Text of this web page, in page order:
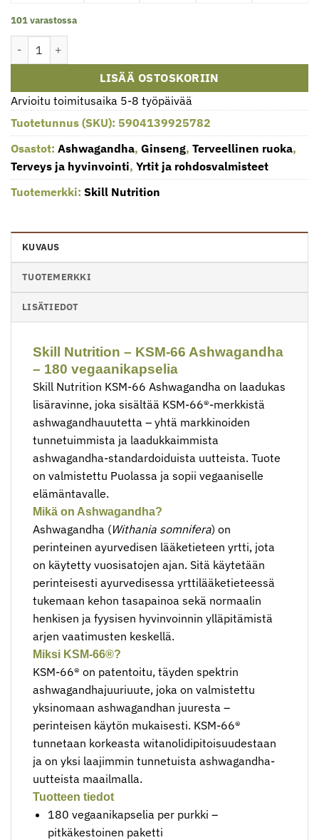
101 varastossa
LISÄÄ OSTOSKORIIN
Arvioitu toimitusaika 5-8 työpäivää
Tuotetunnus (SKU): 5904139925782
Osastot: Ashwagandha, Ginseng, Terveellinen ruoka,
Terveys ja hyvinvointi, Yrtit ja rohdosvalmisteet
Tuotemerkki: Skill Nutrition
KUVAUS
TUOTEMERKKI
LISÄTIEDOT
Skill Nutrition – KSM-66 Ashwagandha
– 180 vegaanikapselia
Skill Nutrition KSM-66 Ashwagandha on laadukas
lisäravinne, joka sisältää KSM-66®-merkkistä
ashwagandhauutetta – yhtä markkinoiden
tunnetuimmista ja laadukkaimmista
ashwagandha-standardoiduista uutteista. Tuote
on valmistettu Puolassa ja sopii vegaaniselle
elämäntavalle.
Mikä on Ashwagandha?
Ashwagandha (Withania somnifera) on
perinteinen ayurvedisen lääketieteen yrtti, jota
on käytetty vuosisatojen ajan. Sitä käytetään
perinteisesti ayurvedisessa yrttilääketieteessä
tukemaan kehon tasapainoa sekä normaalin
henkisen ja fyysisen hyvinvoinnin ylläpitämistä
arjen vaatimusten keskellä.
Miksi KSM-66®?
KSM-66® on patentoitu, täyden spektrin
ashwagandhajuuriuute, joka on valmistettu
yksinomaan ashwagandhan juuresta –
perinteisen käytön mukaisesti. KSM-66®
tunnetaan korkeasta witanolidipitoisuudestaan
ja on yksi laajimmin tunnetuista ashwagandha-
uutteista maailmalla.
Tuotteen tiedot
180 vegaanikapselia per purkki –
pitkäkestoinen paketti